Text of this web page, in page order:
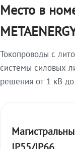
Место в
Токопроводы с
системы силовых
решения от 1 кВ